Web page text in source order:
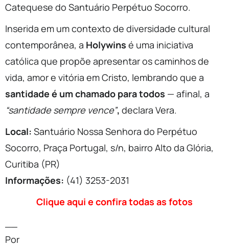
Catequese do Santuário Perpétuo Socorro.
Inserida em um contexto de diversidade cultural
contemporânea, a Holywins é uma iniciativa
católica que propõe apresentar os caminhos de
vida, amor e vitória em Cristo, lembrando que a
santidade é um chamado para todos — afinal, a
“santidade sempre vence”, declara Vera.
Local: Santuário Nossa Senhora do Perpétuo
Socorro, Praça Portugal, s/n, bairro Alto da Glória,
Curitiba (PR)
Informações: (41) 3253-2031
Clique aqui e confira todas as fotos
Por